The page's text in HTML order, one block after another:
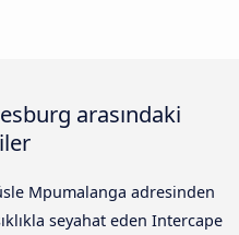
arasındaki
Mpumalanga adresinden
seyahat eden Intercape